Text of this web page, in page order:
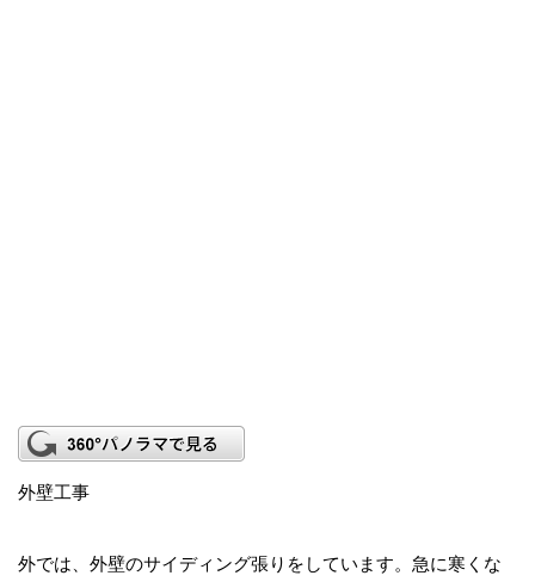
外壁工事
外では、外壁のサイディング張りをしています。急に寒くな